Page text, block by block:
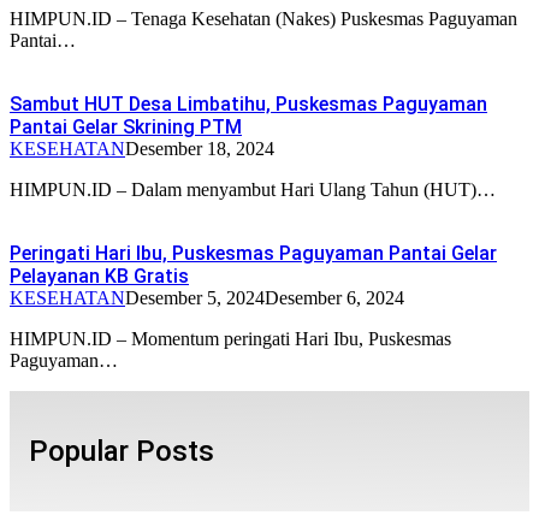
HIMPUN.ID – Tenaga Kesehatan (Nakes) Puskesmas Paguyaman
Pantai…
Sambut HUT Desa Limbatihu, Puskesmas Paguyaman
Pantai Gelar Skrining PTM
KESEHATANDesember 18, 2024
HIMPUN.ID – Dalam menyambut Hari Ulang Tahun (HUT)…
Peringati Hari Ibu, Puskesmas Paguyaman Pantai Gelar
Pelayanan KB Gratis
KESEHATANDesember 5, 2024Desember 6, 2024
HIMPUN.ID – Momentum peringati Hari Ibu, Puskesmas
Paguyaman…
Popular Posts